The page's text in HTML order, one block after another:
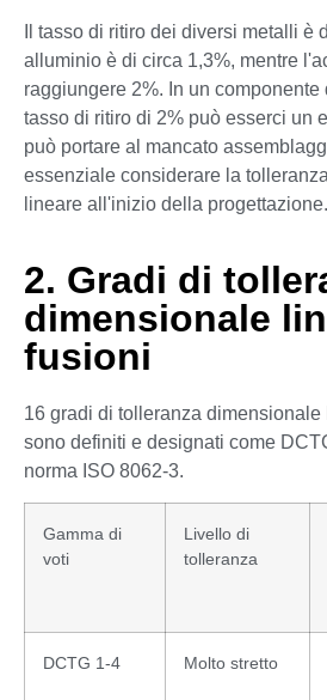
Il tasso di ritiro dei diversi metalli è
alluminio è di circa 1,3%, mentre
raggiungere 2%. In un componente
tasso di ritiro di 2% può esserci un
può portare al mancato
essenziale considerare la
lineare all'inizio della progettazione.
2. Gradi di
dimensionale
fusioni
16 gradi di tolleranza
sono definiti e designati come
norma ISO 8062-3.
Gamma di
voti
Livello di
tolleranza
DCTG 1-4 Molto stretto